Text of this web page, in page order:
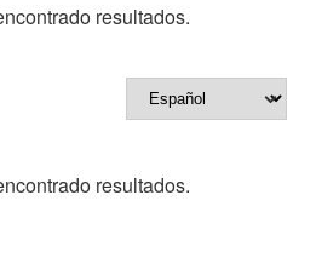
resultados.
resultados.